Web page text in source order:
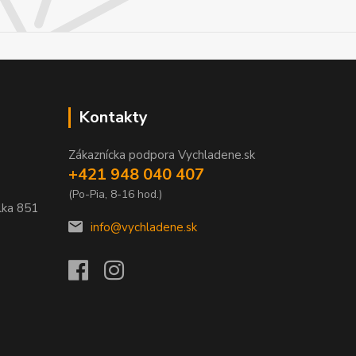
851
Kontakty
Zákaznícka podpora Vychladene.sk
+421 948 040 407
(Po-Pia, 8-16 hod.)
info@vychladene.sk